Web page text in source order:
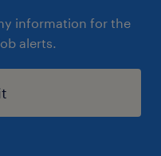
information for the
alerts.